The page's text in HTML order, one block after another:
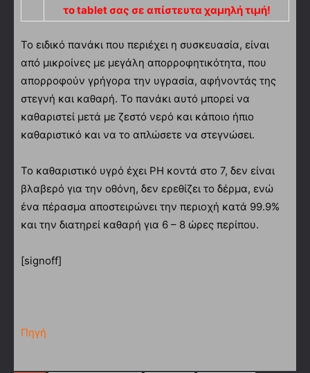
το tablet σας σε απίστευτα χαμηλή τιμή!
Το ειδικό πανάκι που περιέχει η συσκευασία, είναι
από μικροίνες με μεγάλη απορροφητικότητα, που
απορροφούν γρήγορα την υγρασία, αφήνοντάς της
στεγνή και καθαρή. Το πανάκι αυτό μπορεί να
καθαριστεί μετά με ζεστό νερό και κάποιο ήπιο
καθαριστικό και να το απλώσετε να στεγνώσει.
Το καθαριστικό υγρό έχει PH κοντά στο 7, δεν είναι
βλαβερό για την οθόνη, δεν ερεθίζει το δέρμα, ενώ
ένα πέρασμα αποστειρώνει την περιοχή κατά 99.9%
και την διατηρεί καθαρή για 6 – 8 ώρες περίπου.
[signoff]
Πηγή